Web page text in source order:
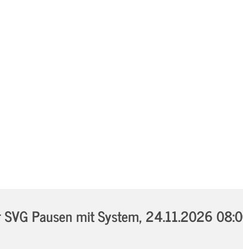
Pausen mit System, 24.11.2026